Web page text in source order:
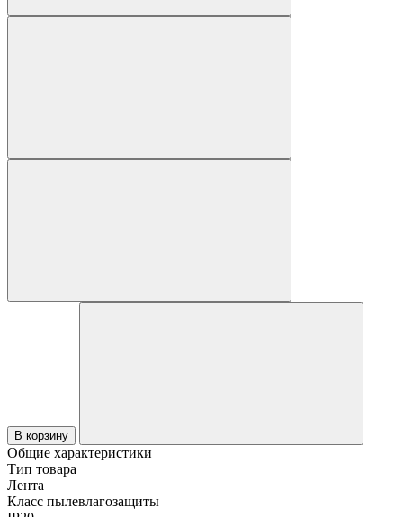
В корзину
Общие характеристики
Тип товара
Лента
Класс пылевлагозащиты